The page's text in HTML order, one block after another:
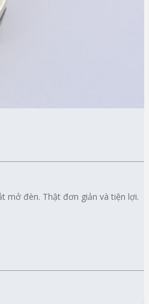
mở đèn. Thật đơn giản và tiện lợi.